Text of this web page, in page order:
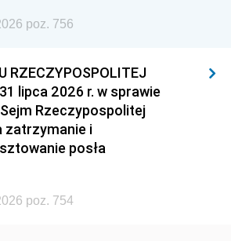
poz. 756
RZECZYPOSPOLITEJ
lipca 2026 r. w sprawie
Rzeczypospolitej
zatrzymanie i
posła
poz. 754